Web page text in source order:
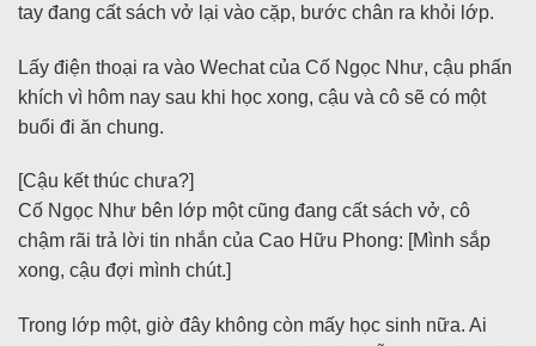
tay đang cất sách vở lại vào cặp, bước chân ra khỏi lớp.
Lấy điện thoại ra vào Wechat của Cố Ngọc Như, cậu phấn
khích vì hôm nay sau khi học xong, cậu và cô sẽ có một
buổi đi ăn chung.
[Cậu kết thúc chưa?]
Cố Ngọc Như bên lớp một cũng đang cất sách vở, cô
chậm rãi trả lời tin nhắn của Cao Hữu Phong: [Mình sắp
xong, cậu đợi mình chút.]
Trong lớp một, giờ đây không còn mấy học sinh nữa. Ai